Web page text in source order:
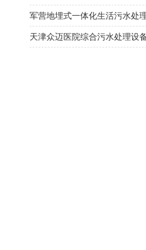
军营地埋式一体化生活污水处
天津众迈医院综合污水处理设